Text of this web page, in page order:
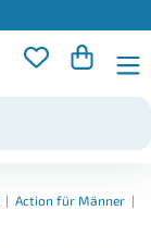
| Action für Männer |